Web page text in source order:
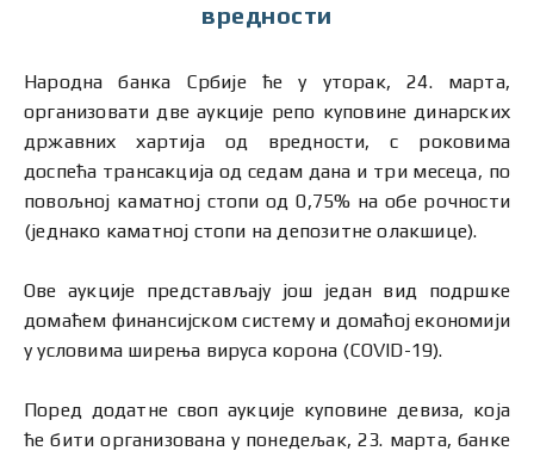
вредности
Народна банка Србије ће у уторак, 24. марта,
организовати две аукције репо куповине динарских
државних хартија од вредности, с роковима
доспећа трансакција од седам дана и три месеца, по
повољној каматној стопи од 0,75% на обе рочности
(једнако каматној стопи на депозитне олакшице).
Ове аукције представљају још један вид подршке
домаћем финансијском систему и домаћој економији
у условима ширења вируса корона (COVID-19).
Поред додатне своп аукције куповине девиза, која
ће бити организована у понедељак, 23. марта, банке